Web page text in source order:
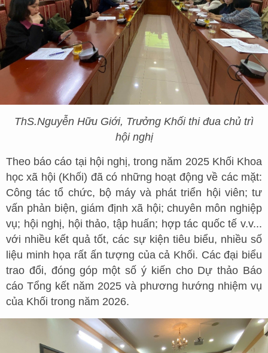
ThS.Nguyễn Hữu Giới, Trưởng Khối thi đua chủ trì
hội nghị
Theo báo cáo tại hội nghị, trong năm 2025 Khối Khoa
học xã hội (Khối) đã có những hoạt động về các mặt:
Công tác tổ chức, bộ máy và phát triển hội viên; tư
vấn phản biện, giám định xã hội; chuyên môn nghiệp
vụ; hội nghị, hội thảo, tập huấn; hợp tác quốc tế v.v...
với nhiều kết quả tốt, các sự kiện tiêu biểu, nhiều số
liệu minh họa rất ấn tượng của cả Khối. Các đại biểu
trao đổi, đóng góp một số ý kiến cho Dự thảo Báo
cáo Tổng kết năm 2025 và phương hướng nhiệm vụ
của Khối trong năm 2026.